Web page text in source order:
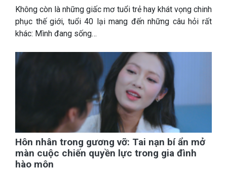
Không còn là những giấc mơ tuổi trẻ hay khát vọng chinh
phục thế giới, tuổi 40 lại mang đến những câu hỏi rất
khác: Mình đang sống…
Hôn nhân trong gương vỡ: Tai nạn bí ẩn mở
màn cuộc chiến quyền lực trong gia đình
hào môn